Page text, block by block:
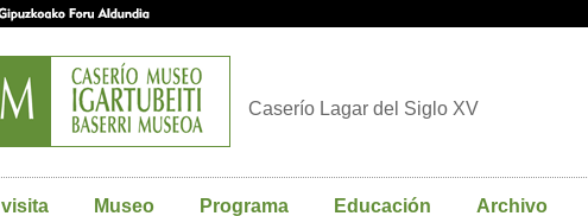
Caserío Lagar del Siglo XV
Museo Programa Educación Archivo